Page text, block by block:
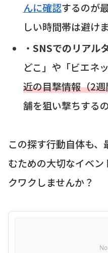
んに確認するのが
しい時間帯は避け
・ SNSでのリアル
どこ」や「ビエネ
近の目撃情報（2
舗を狙い撃ちする
この探す行動自体も
むための大切なイベ
クワクしませんか？